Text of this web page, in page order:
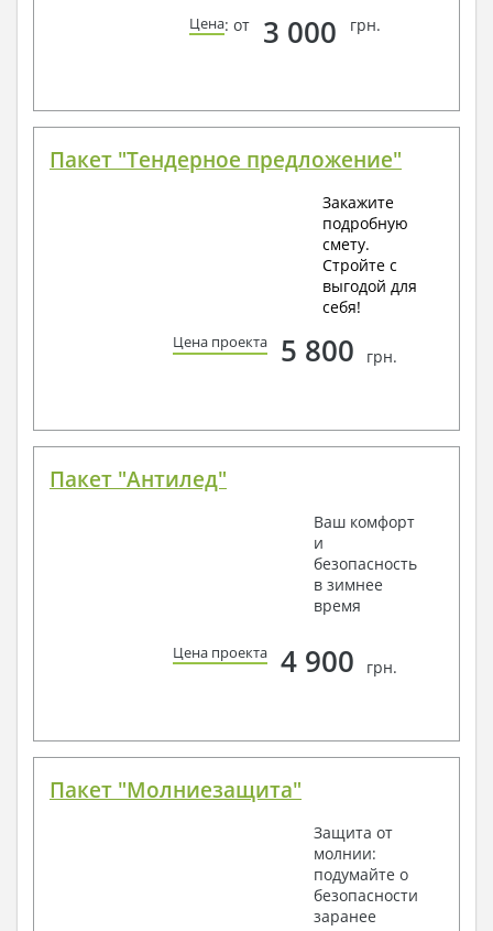
Цена: от 3 000 грн.
Пакет "Тендерное предложение"
Закажите
подробную
смету.
Стройте с
выгодой для
себя!
Цена проекта 5 800 грн.
Пакет "Антилед"
Ваш комфорт
и
безопасность
в зимнее
время
Цена проекта 4 900 грн.
Пакет "Молниезащита"
Защита от
молнии:
подумайте о
безопасности
заранее